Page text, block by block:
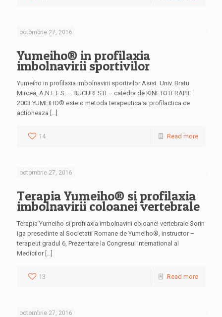
octombrie 27, 2016
Yumeiho® in profilaxia
imbolnavirii sportivilor
Yumeiho in profilaxia imbolnavirii sportivilor Asist. Univ. Bratu
Mircea, A.N.E.F.S. – BUCURESTI – catedra de KINETOTERAPIE
2003 YUMEIHO® este o metoda terapeutica si profilactica ce
actioneaza […]
14 Read more
octombrie 27, 2016
Terapia Yumeiho® si profilaxia
imbolnavirii coloanei vertebrale
Terapia Yumeiho si profilaxia imbolnavirii coloanei vertebrale Sorin
Iga presedinte al Societatii Romane de Yumeiho®, instructor –
terapeut gradul 6, Prezentare la Congresul International al
Medicilor […]
13 Read more
octombrie 27, 2016